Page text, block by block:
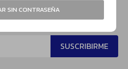
SIN CONTRASEÑA
nuestra newsletter
y ofertas de nuestra tienda.
SUSCRIBIRME